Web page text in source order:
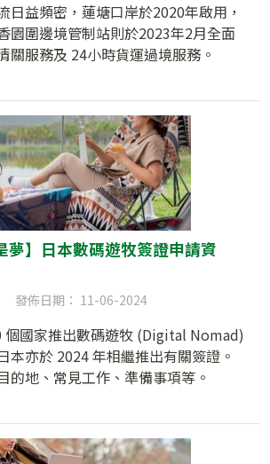
日益頻密，蓮塘口岸於2020年啟用，
園圍邊境管制站則於2023年2月全面
關服務及 24小時貨運過境服務。
夢】日本數碼遊牧簽證申請資
發佈日期： 11-06-2024
個國家推出數碼遊牧 (Digital Nomad)
本亦於 2024 年相繼推出有關簽證。
的地、常見工作、準備事項等。